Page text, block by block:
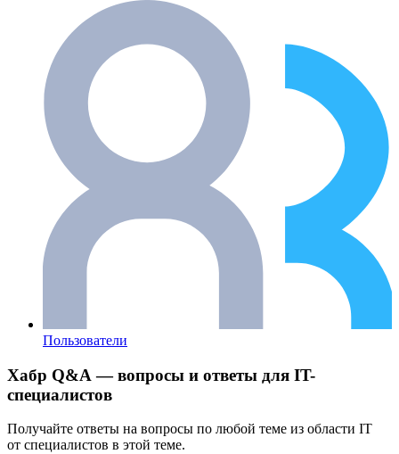
Пользователи
Хабр Q&A — вопросы и ответы для IT-
специалистов
Получайте ответы на вопросы по любой теме из области IT
от специалистов в этой теме.